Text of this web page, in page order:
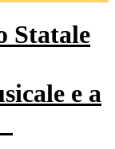
e a